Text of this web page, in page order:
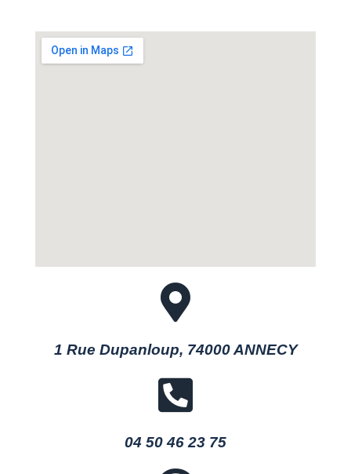
1 Rue Dupanloup, 74000 ANNECY
04 50 46 23 75